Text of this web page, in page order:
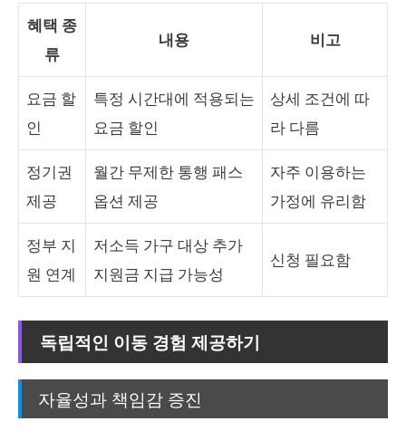
혜택 종
류
내용 비고
요금 할
인
특정 시간대에 적용되는
요금 할인
상세 조건에 따
라 다름
정기권
제공
월간 무제한 통행 패스
옵션 제공
자주 이용하는
가정에 유리함
정부 지
원 연계
저소득 가구 대상 추가
지원금 지급 가능성
신청 필요함
독립적인 이동 경험 제공하기
자율성과 책임감 증진